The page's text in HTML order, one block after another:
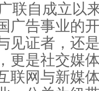
联自成立以
广告事业的
见证者，还
更是社交媒
联网与新媒